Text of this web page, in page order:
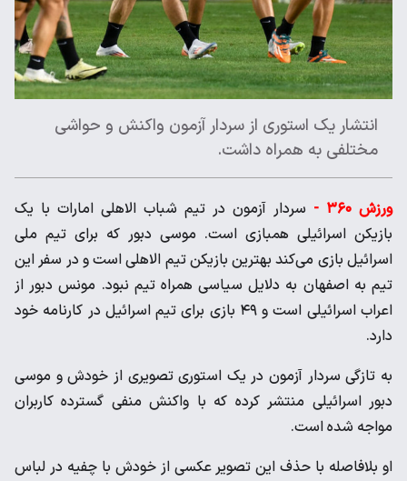
انتشار یک استوری از سردار آزمون واکنش و حواشی
مختلفی به همراه داشت.
ورزش ۳۶۰ -
سردار آزمون در تیم شباب الاهلی امارات با یک
بازیکن اسرائیلی همبازی است. موسی دبور که برای تیم ملی
اسرائیل بازی می‌کند بهترین بازیکن تیم الاهلی است و در سفر این
تیم به اصفهان به دلایل سیاسی همراه تیم نبود. مونس دبور از
اعراب اسرائیلی است و ۴۹ بازی برای تیم اسرائیل در کارنامه خود
دارد.
به تازگی سردار آزمون در یک استوری تصویری از خودش و موسی
دبور اسرائیلی منتشر کرده که با واکنش منفی گسترده کاربران
مواجه شده است.
او بلافاصله با حذف این تصویر عکسی از خودش با چفیه در لباس